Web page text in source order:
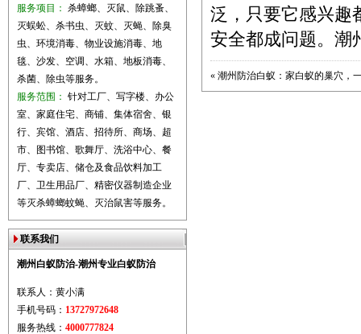
服务项目： 杀蟑螂、灭鼠、除跳蚤、
灭蜈蚣、杀书虫、灭蚊、灭蝇、除臭
虫、环境消毒、物业设施消毒、地
毯、沙发、空调、水箱、地板消毒、
杀菌、除虫等服务。
服务范围： 针对工厂、写字楼、办公
室、家庭住宅、商铺、集体宿舍、银
行、宾馆、酒店、招待所、商场、超
市、图书馆、歌舞厅、洗浴中心、餐
厅、专卖店、储仓及食品饮料加工
厂、卫生用品厂、精密仪器制造企业
等灭杀蟑螂蚊蝇、灭治鼠害等服务。
联系我们
潮州白蚁防治-潮州专业白蚁防治
联系人：黄小满
手机号码： 13727972648
服务热线： 4000777824
泛，只要它感兴趣
安全都成问题。 潮
« 潮州防治白蚁：家白蚁的巢穴，